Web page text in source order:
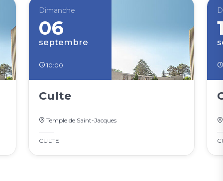
Dimanche
06
septembre
10:00
Culte
Temple de Saint-Jacques
CULTE